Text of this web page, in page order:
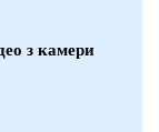
з камери